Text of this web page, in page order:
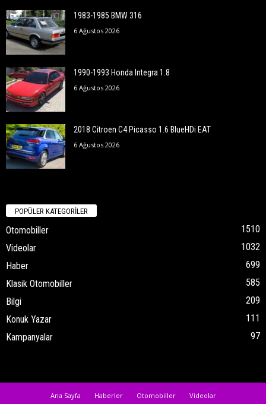
1983-1985 BMW 316
6 Ağustos 2026
1990-1993 Honda Integra 1.8
6 Ağustos 2026
2018 Citroen C4 Picasso 1.6 BlueHDi EAT
6 Ağustos 2026
POPÜLER KATEGORİLER
Otomobiller
1510
Videolar
1032
Haber
699
Klasik Otomobiller
585
Bilgi
209
Konuk Yazar
111
Kampanyalar
97
Ana Sayfa Haberler Otomobiller Videolar